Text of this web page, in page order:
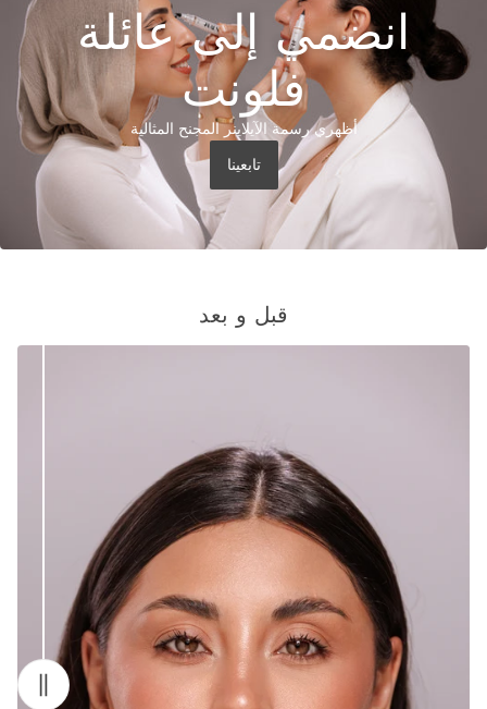
انضمي إلى عائلة
فلونت
أظهري رسمة الآيلاينر المجنح المثالية
تابعينا
قبل و بعد